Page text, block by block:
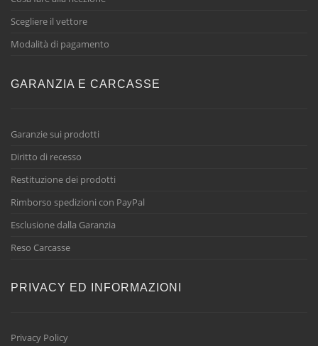
Scegliere il vettore
Modalità di pagamento
GARANZIA E CARCASSE
Garanzie sui prodotti
Diritto di recesso
Restituzione dei prodotti
Rimborso spedizioni con PayPal
Esclusione dalla Garanzia
Reso Carcasse
PRIVACY ED INFORMAZIONI
Privacy Policy